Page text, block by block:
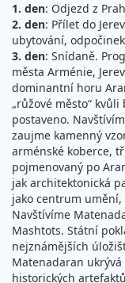
1. den: Odjezd z
2. den: Přílet do
ubytování,
3. den: Snídaně.
města Arménie,
dominantní horu
„růžové město“
postaveno.
zaujme kamenný
arménské koberce,
pojmenovaný po
jak architektonická
jako centrum umění,
Navštívíme
Mashtots. Státní
nejznámějších
Matenadaran
historických